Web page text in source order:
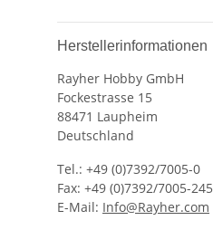
Herstellerinformationen
Rayher Hobby GmbH
Fockestrasse 15
88471 Laupheim
Deutschland
Tel.: +49 (0)7392/7005-0
Fax: +49 (0)7392/7005-245
E-Mail: Info@Rayher.com